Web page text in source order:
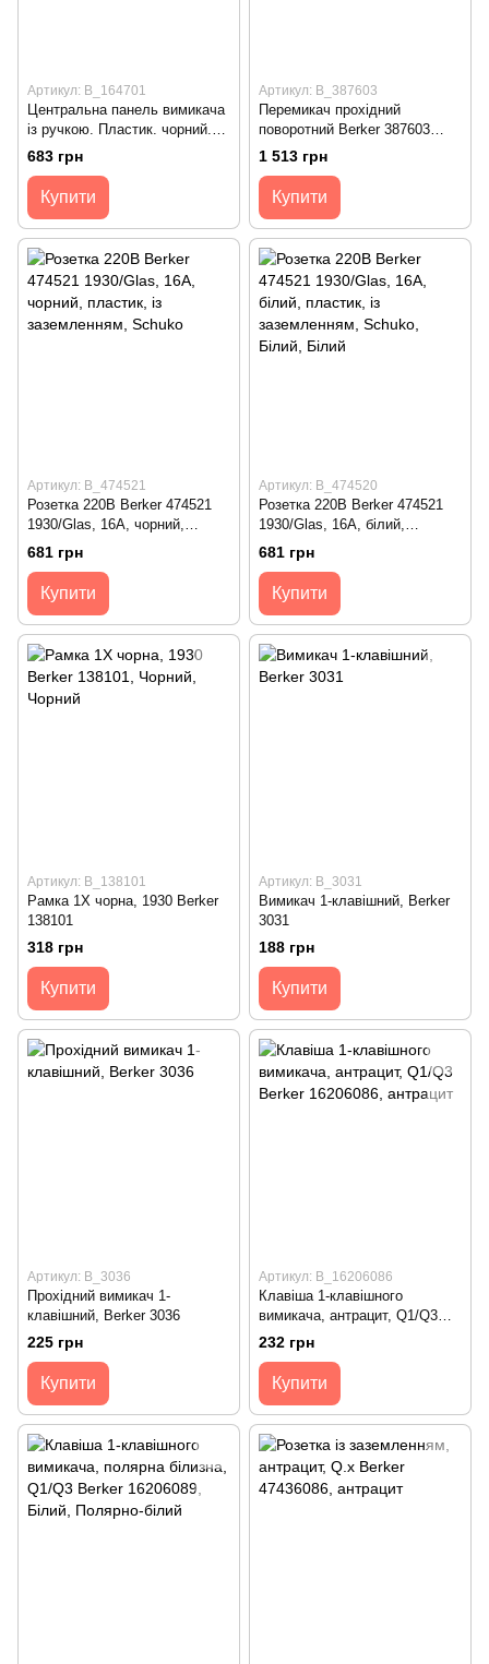
Артикул: B_164701
Центральна панель вимикача
із ручкою. Пластик. чорний.
1930/Glas Berker 164701
683 грн
Купити
Артикул: B_387603
Перемикач прохідний
поворотний Berker 387603
R.classic/1930/Glas, 10A,
пластик, для врізного
монтажу
1 513 грн
Купити
Артикул: B_474521
Розетка 220В Berker 474521
1930/Glas, 16A, чорний,
пластик, із заземленням,
Schuko
681 грн
Купити
Артикул: B_474520
Розетка 220В Berker 474521
1930/Glas, 16A, білий,
пластик, із заземленням,
Schuko
681 грн
Купити
Артикул: B_138101
Рамка 1Х чорна, 1930 Berker
138101
318 грн
Купити
Артикул: B_3031
Вимикач 1-клавішний, Berker
3031
188 грн
Купити
Артикул: B_3036
Прохідний вимикач 1-
клавішний, Berker 3036
225 грн
Купити
Артикул: B_16206086
Клавіша 1-клавішного
вимикача, антрацит, Q1/Q3
Berker 16206086
232 грн
Купити